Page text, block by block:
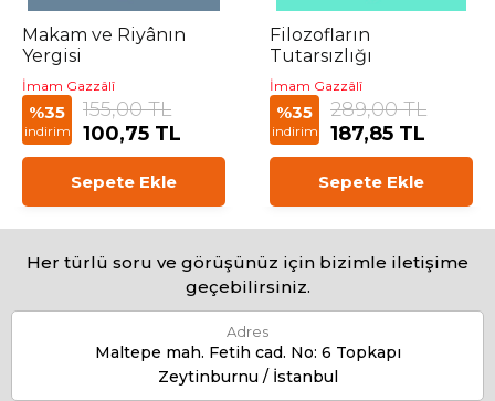
Makam ve Riyânın
Yergisi
İmam Gazzâlî
%35
indirim
155,00 TL
100,75 TL
Sepete Ekle
Filozofların
Tutarsızlığı
İmam Gazzâlî
%35
indirim
289,00 TL
187,85 TL
Sepete Ekle
Her türlü soru ve görüşünüz için bizimle iletişime
geçebilirsiniz.
Adres
Maltepe mah. Fetih cad. No: 6 Topkapı
Zeytinburnu / İstanbul